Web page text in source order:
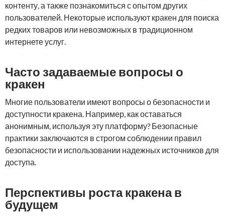
контенту, а также познакомиться с опытом других
пользователей. Некоторые используют кракен для поиска
редких товаров или невозможных в традиционном
интернете услуг.
Часто задаваемые вопросы о
кракен
Многие пользователи имеют вопросы о безопасности и
доступности кракена. Например, как оставаться
анонимным, используя эту платформу? Безопасные
практики заключаются в строгом соблюдении правил
безопасности и использовании надежных источников для
доступа.
Перспективы роста кракена в
будущем